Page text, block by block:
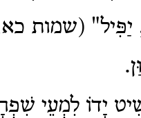
יַפִּיל" (שמות
יָדוֹ לִמְעֵי